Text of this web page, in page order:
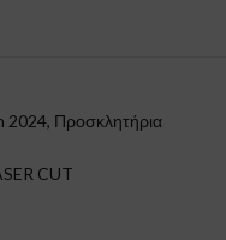
2024, Προσκλητήρια
CUT